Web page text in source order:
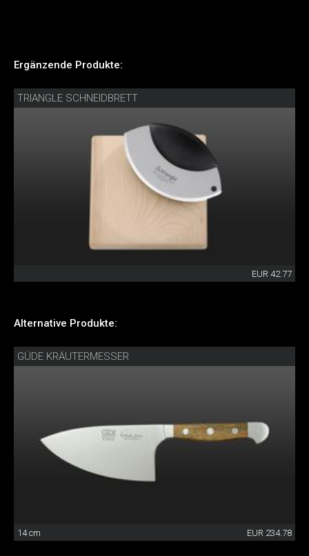
Ergänzende Produkte:
TRIANGLE SCHNEIDBRETT
EUR 42.77
Alternative Produkte:
GÜDE KRÄUTERMESSER
14 cm EUR 234.78